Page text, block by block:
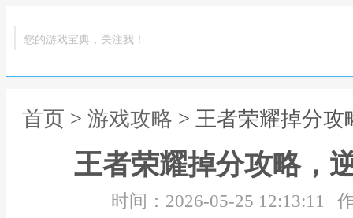
您的游戏宝典，关注我！
首页 > 游戏攻略 > 王者荣耀掉分
王者荣耀掉分攻略，
时间：2026-05-25 12:13:11